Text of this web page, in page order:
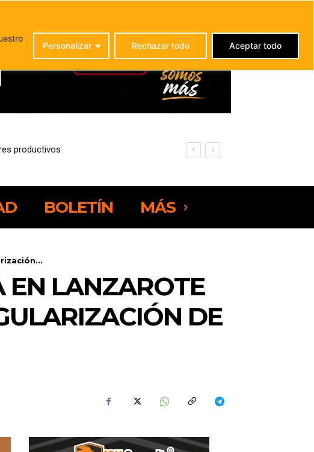
Personalizar Rechazar todo Aceptar todo
productivos
de Neuromajo
BOLETÍN MÁS
EN LANZAROTE
DE